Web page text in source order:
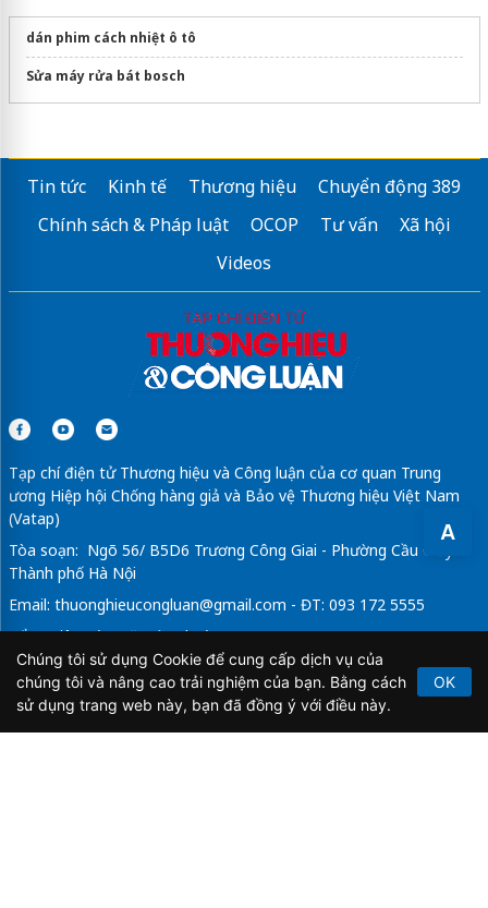
A
dán phim cách nhiệt ô tô
Sửa máy rửa bát bosch
Tin tức Kinh tế Thương hiệu
Chuyển động 389
Chính sách & Pháp luật
OCOP Tư vấn
Xã hội
Videos
Tạp chí điện tử Thương hiệu và Công luận của cơ quan Trung
ương Hiệp hội Chống hàng giả và Bảo vệ Thương hiệu Việt Nam
(Vatap)
Tòa soạn: Ngõ 56/ B5D6 Trương Công Giai - Phường Cầu Giấy -
Thành phố Hà Nội
Email: thuonghieucongluan@gmail.com - ĐT: 093 172 5555
Tổng Biên Tập: Vũ Đức Thuận
Giấy phép hoạt động báo chí điện tử số 64/GP-BTTTT do Bộ
Thông tin và Truyền thông cấp ngày 21/2/2020.
Chúng tôi sử dụng Cookie để cung cấp dịch vụ của
chúng tôi và nâng cao trải nghiệm của bạn. Bằng cách
sử dụng trang web này, bạn đã đồng ý với điều này.
OK